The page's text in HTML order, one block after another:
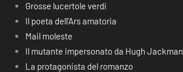
Grosse lucertole verdi
Il poeta dell’Ars amatoria
Mail moleste
Il mutante impersonato da Hugh Jackman
La protagonista del romanzo